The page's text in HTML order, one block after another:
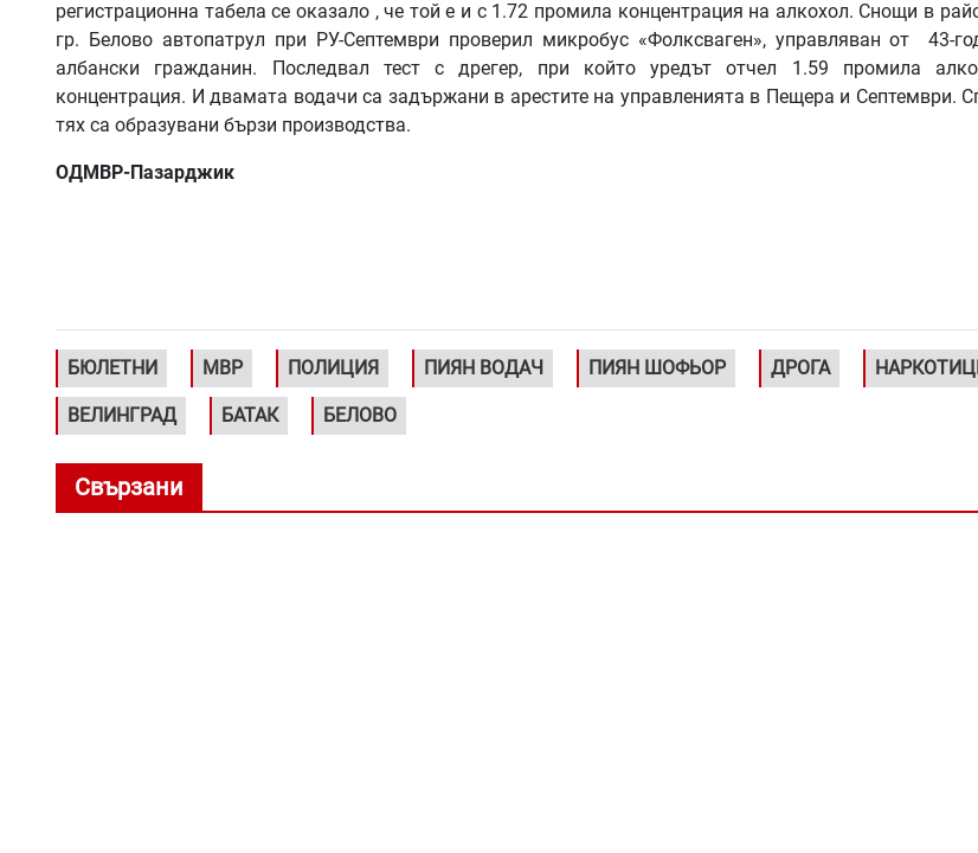
регистрационна табела се оказало , че той е и с 1.72 промила концентрация на алкохол. Снощи в
гр. Белово автопатрул при РУ-Септември проверил микробус «Фолксваген», управляван от 43-
албански гражданин. Последвал тест с дрегер, при който уредът отчел 1.59 промила
концентрация. И двамата водачи са задържани в арестите на управленията в Пещера и Септември.
тях са образувани бързи производства.
ОДМВР-Пазарджик
БЮЛЕТНИ МВР ПОЛИЦИЯ ПИЯН ВОДАЧ ПИЯН ШОФЬОР ДРОГА
ВЕЛИНГРАД БАТАК БЕЛОВО
Свързани